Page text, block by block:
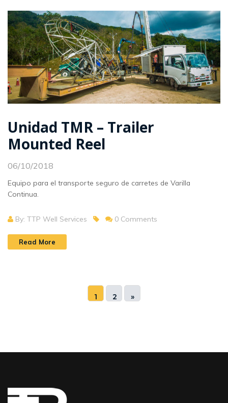
Unidad TMR – Trailer
Mounted Reel
06/10/2018
Equipo para el transporte seguro de carretes de Varilla
Continua.
By: TTP Well Services 0 Comments
Read More
1 2 »